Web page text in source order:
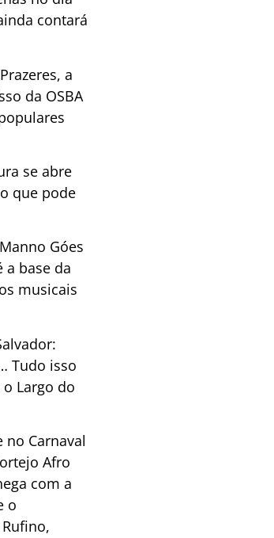
contará
a
da OSBA
se abre
que pode
Góes
a base da
musicais
Tudo isso
Largo do
Carnaval
Afro
com a
o